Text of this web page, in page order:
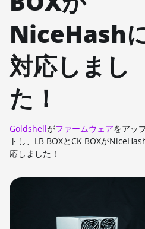
NiceHash
対応しまし
た！
Goldshellがファームウェアをアッ
トし、LB BOXとCK BOXが
応しました！